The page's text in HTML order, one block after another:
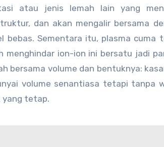
atau jenis lemah lain yang
dan akan mengalir bersama
bebas. Sementara itu, plasma cuma
menghindar ion-ion ini bersatu jadi
bersama volume dan bentuknya:
volume senantiasa tetapi tanpa
yang tetap.